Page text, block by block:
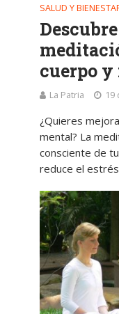
SALUD Y
cuerpo y
La Patria 19
¿Quieres
mental? La
consciente de
reduce el estrés